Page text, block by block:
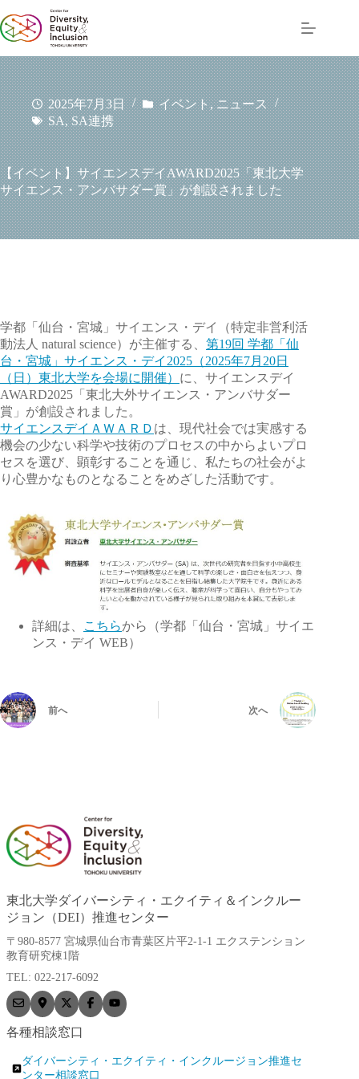
ン
テ
ン
ツ
へ
ス
キ
ッ
プ
2025年7月3日 イベント,ニュース
SA,SA連携
【イベント】サイエンスデイAWARD2025「東北大学
サイエンス・アンバサダー賞」が創設されました
学都「仙台・宮城」サイエンス・デイ（特定非営利活
動法人 natural science）が主催する、 第19回 学都「仙
台・宮城」サイエンス・デイ2025（2025年7月20日
（日）東北大学を会場に開催） に、サイエンスデイ
AWARD2025「東北大外サイエンス・アンバサダー
賞」が創設されました。
サイエンスデイＡＷＡＲＤ は、現代社会では実感する
機会の少ない科学や技術のプロセスの中からよいプロ
セスを選び、顕彰することを通じ、私たちの社会がよ
り心豊かなものとなることをめざした活動です。
詳細は、 こちらから（学都「仙台・宮城」サイエ
ンス・デイ WEB）
前へ 次へ
東北大学ダイバーシティ・エクイティ＆インクルー
ジョン（DEI）推進センター
〒980-8577 宮城県仙台市青葉区片平2-1-1 エクステンション
教育研究棟1階
TEL: 022-217-6092
各種相談窓口
ダイバーシティ・エクイティ・インクルージョン推進セ
ンター相談窓口